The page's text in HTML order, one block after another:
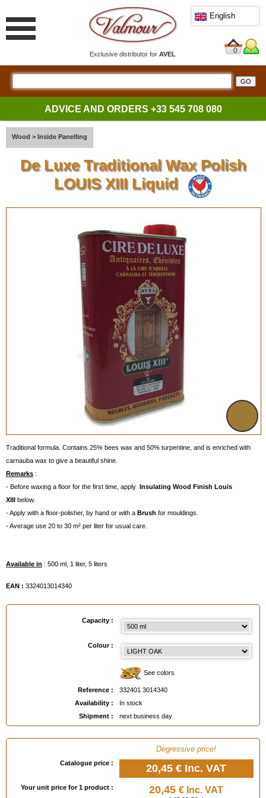
Exclusive distributor forAVEL
English
0
ADVICE AND ORDERS +33 545 708 080
Wood > Inside Panelling
De Luxe Traditional Wax Polish
LOUIS XIII Liquid
Traditional formula. Contains 25% bees wax and 50% turpentine, and is enriched with
carnauba wax to give a beautiful shine.
Remarks :
- Before waxing a floor for the first time, apply Insulating Wood Finish Louis
XIII below.
- Apply with a floor-polisher, by hand or with a Brush for mouldings.
- Average use 20 to 30 m² per liter for usual care.
Available in : 500 ml, 1 liter, 5 liters
EAN : 3324013014340
Capacity :
Colour :
See colors
Reference :
332401 3014340
Availability :
In stock
Shipment :
next business day
Degressive price!
Catalogue price : 20,45 € Inc. VAT
Your unit price for 1 product : 20,45 € Inc. VAT